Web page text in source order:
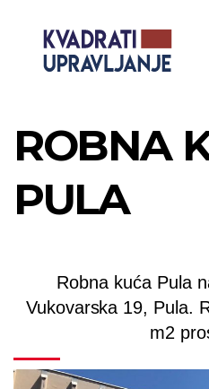
ROBNA
PULA
Robna kuća Pula
Vukovarska 19, Pula.
m2